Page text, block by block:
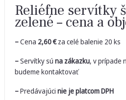
Reliéfne servítky
zelené – cena a
–Cena 2,60€za celé balenie 20 ks
–Servítky sú na zákazku, v prípade
budeme kontaktovať
–Predávajúci nie je platcom DPH